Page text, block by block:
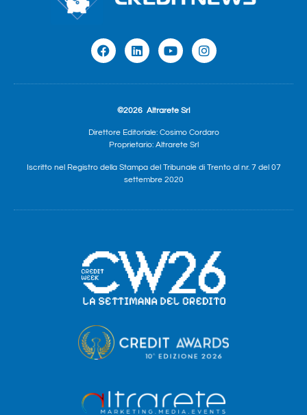
©2026 Altrarete Srl
Direttore Editoriale: Cosimo Cordaro
Proprietario: Altrarete Srl
Iscritto nel Registro della Stampa del Tribunale di Trento al nr. 7 del 07
settembre 2020